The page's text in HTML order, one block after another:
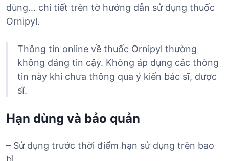
dùng… chi tiết trên tờ hướng dẫn sử dụng thuốc
Ornipyl.
Thông tin online về thuốc Ornipyl thường
không đáng tin cậy. Không áp dụng các thông
tin này khi chưa thông qua ý kiến bác sĩ, dược
sĩ.
Hạn dùng và bảo quản
– Sử dụng trước thời điểm hạn sử dụng trên bao